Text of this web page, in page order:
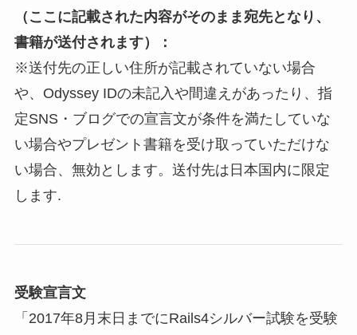
（ここに記載された内容がそのまま宛先となり、
書籍が送付されます）：
※送付先の正しい住所が記載されていない場合
や、Odyssey IDの未記入や間違えがあったり、指
定SNS・ブログでの宣言文が条件を満たしていな
い場合やプレゼント書籍を受け取っていただけな
い場合、無効とします。送付先は日本国内に限定
します.
受験宣言文
「2017年8月末日までにRails4シルバー試験を受験